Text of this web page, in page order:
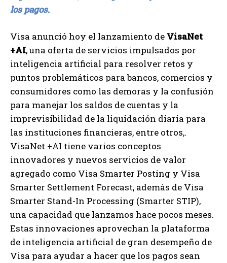
los pagos.
Visa anunció hoy el lanzamiento de VisaNet
+AI, una oferta de servicios impulsados por
inteligencia artificial para resolver retos y
puntos problemáticos para bancos, comercios y
consumidores como las demoras y la confusión
para manejar los saldos de cuentas y la
imprevisibilidad de la liquidación diaria para
las instituciones financieras, entre otros,.
VisaNet +AI tiene varios conceptos
innovadores y nuevos servicios de valor
agregado como Visa Smarter Posting y Visa
Smarter Settlement Forecast, además de Visa
Smarter Stand-In Processing (Smarter STIP),
una capacidad que lanzamos hace pocos meses.
Estas innovaciones aprovechan la plataforma
de inteligencia artificial de gran desempeño de
Visa para ayudar a hacer que los pagos sean